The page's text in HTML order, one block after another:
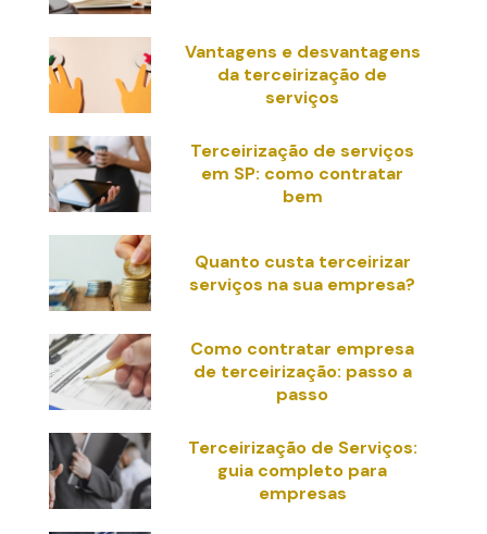
Vantagens e desvantagens
da terceirização de
serviços
Terceirização de serviços
em SP: como contratar
bem
Quanto custa terceirizar
serviços na sua empresa?
Como contratar empresa
de terceirização: passo a
passo
Terceirização de Serviços:
guia completo para
empresas